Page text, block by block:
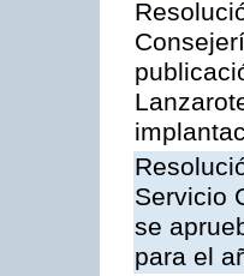
Servicio
se
para el